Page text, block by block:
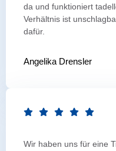
da und funktioniert
Verhältnis ist
dafür.
Angelika Drensler
Wir haben uns für eine